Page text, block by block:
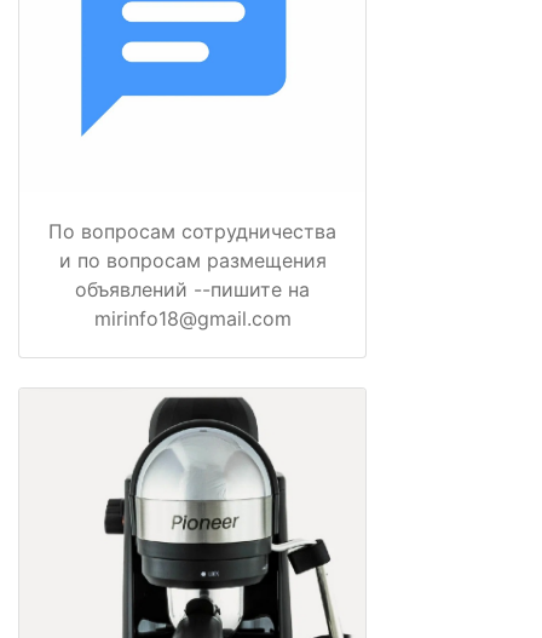
По вопросам сотрудничества
и по вопросам размещения
объявлений --пишите на
mirinfo18@gmail.com